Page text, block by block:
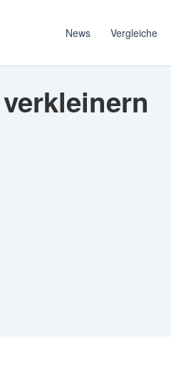
News Vergleiche